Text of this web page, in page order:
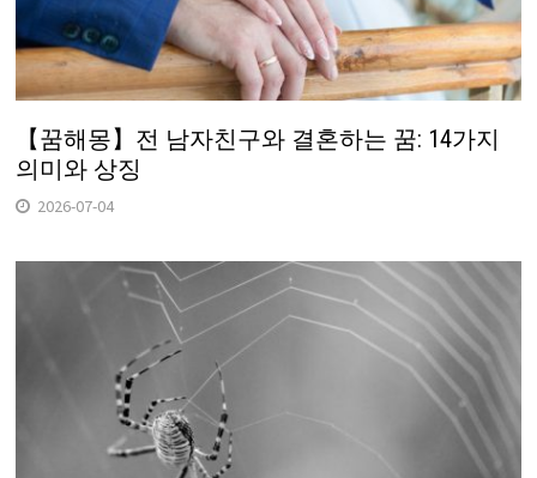
【꿈해몽】전 남자친구와 결혼하는 꿈: 14가지
의미와 상징
2026-07-04